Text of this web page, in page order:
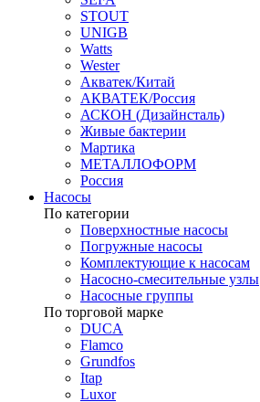
STOUT
UNIGB
Watts
Wester
Акватек/Китай
АКВАТЕК/Россия
АСКОН (Дизайнсталь)
Живые бактерии
Мартика
МЕТАЛЛОФОРМ
Россия
Насосы
По категории
Поверхностные насосы
Погружные насосы
Комплектующие к насосам
Насосно-смесительные узлы
Насосные группы
По торговой марке
DUCA
Flamco
Grundfos
Itap
Luxor